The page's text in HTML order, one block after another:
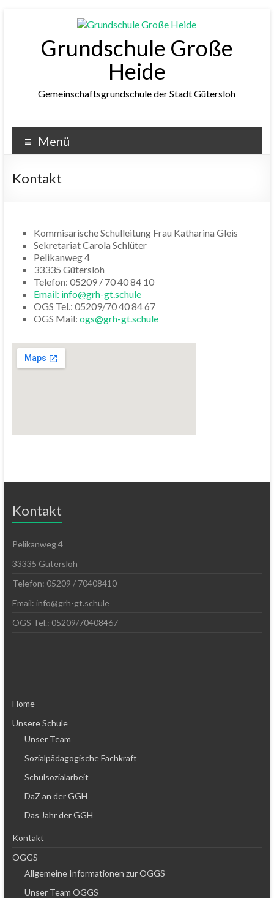
Grundschule Große
Heide
Gemeinschaftsgrundschule der Stadt Gütersloh
Menü
Kontakt
Kommisarische Schulleitung Frau Katharina Gleis
Sekretariat Carola Schlüter
Pelikanweg 4
33335 Gütersloh
Telefon: 05209 / 70 40 84 10
Email: info@grh-gt.schule
OGS Tel.: 05209/70 40 84 67
OGS Mail: ogs@grh-gt.schule
Kontakt
Pelikanweg 4
33335 Gütersloh
Telefon: 05209 / 70408410
Email: info@grh-gt.schule
OGS Tel.: 05209/70408467
Home
Unsere Schule
Unser Team
Sozialpädagogische Fachkraft
Schulsozialarbeit
DaZ an der GGH
Das Jahr der GGH
Kontakt
OGGS
Allgemeine Informationen zur OGGS
Unser Team OGGS